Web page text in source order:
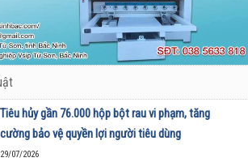
Tiêu hủy gần 76.000 hộp bột rau vi phạm, tăng
cường bảo vệ quyền lợi người tiêu dùng
29/07/2026